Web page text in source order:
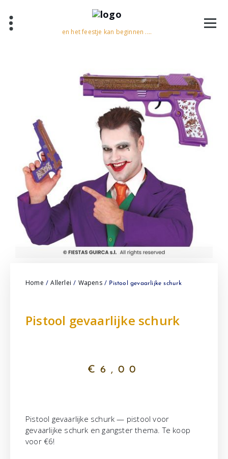
en het feestje kan beginnen ....
Home /Allerlei / Wapens/ Pistool gevaarlijke schurk
Pistool gevaarlijke schurk
€ 6,00
Pistool gevaarlijke schurk — pistool voor
gevaarlijke schurk en gangster thema. Te koop
voor €6!